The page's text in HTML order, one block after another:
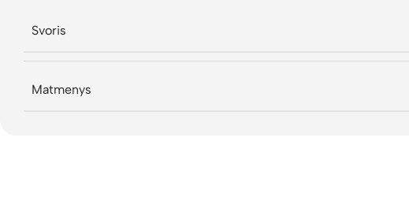
Svoris
Matmenys